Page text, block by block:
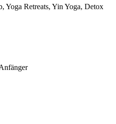
Yoga Retreats, Yin Yoga, Detox